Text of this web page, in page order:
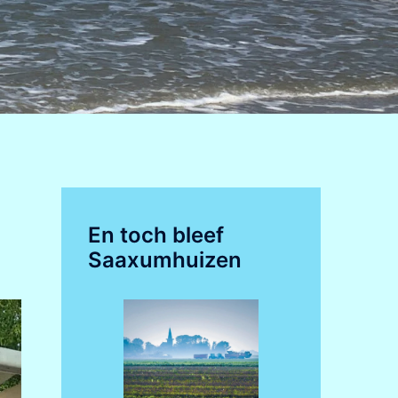
En toch bleef
Saaxumhuizen